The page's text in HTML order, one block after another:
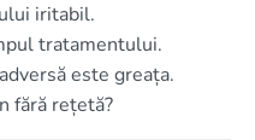
iritabil.
tratamentului.
este greața.
fără rețetă?